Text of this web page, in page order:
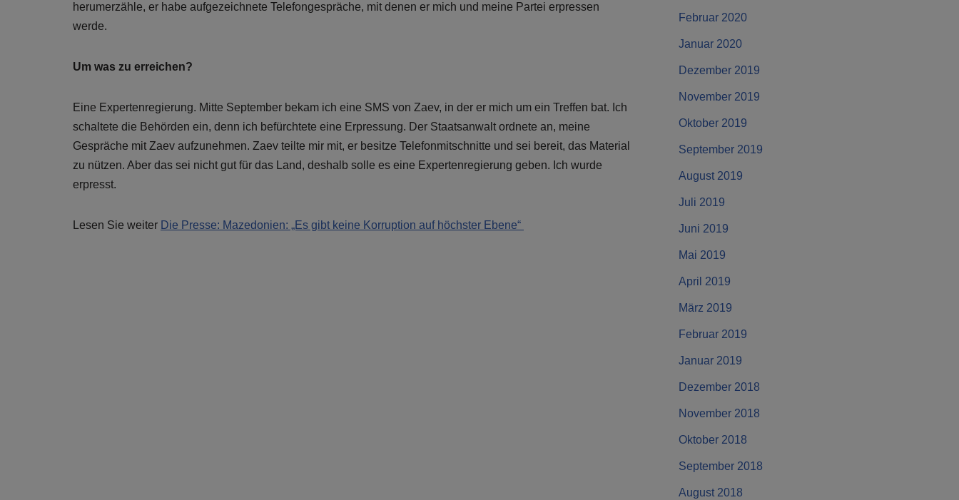
herumerzähle, er habe aufgezeichnete Telefongespräche, mit denen er mich und meine Partei erpressen
werde.
Um was zu erreichen?
Eine Expertenregierung. Mitte September bekam ich eine SMS von Zaev, in der er mich um ein Treffen bat. Ich
schaltete die Behörden ein, denn ich befürchtete eine Erpressung. Der Staatsanwalt ordnete an, meine
Gespräche mit Zaev aufzunehmen. Zaev teilte mir mit, er besitze Telefonmitschnitte und sei bereit, das Material
zu nützen. Aber das sei nicht gut für das Land, deshalb solle es eine Expertenregierung geben. Ich wurde
erpresst.
Lesen Sie weiter Die Presse: Mazedonien: „Es gibt keine Korruption auf höchster Ebene“
Februar 2020
Januar 2020
Dezember 2019
November 2019
Oktober 2019
September 2019
August 2019
Juli 2019
Juni 2019
Mai 2019
April 2019
März 2019
Februar 2019
Januar 2019
Dezember 2018
November 2018
Oktober 2018
September 2018
August 2018